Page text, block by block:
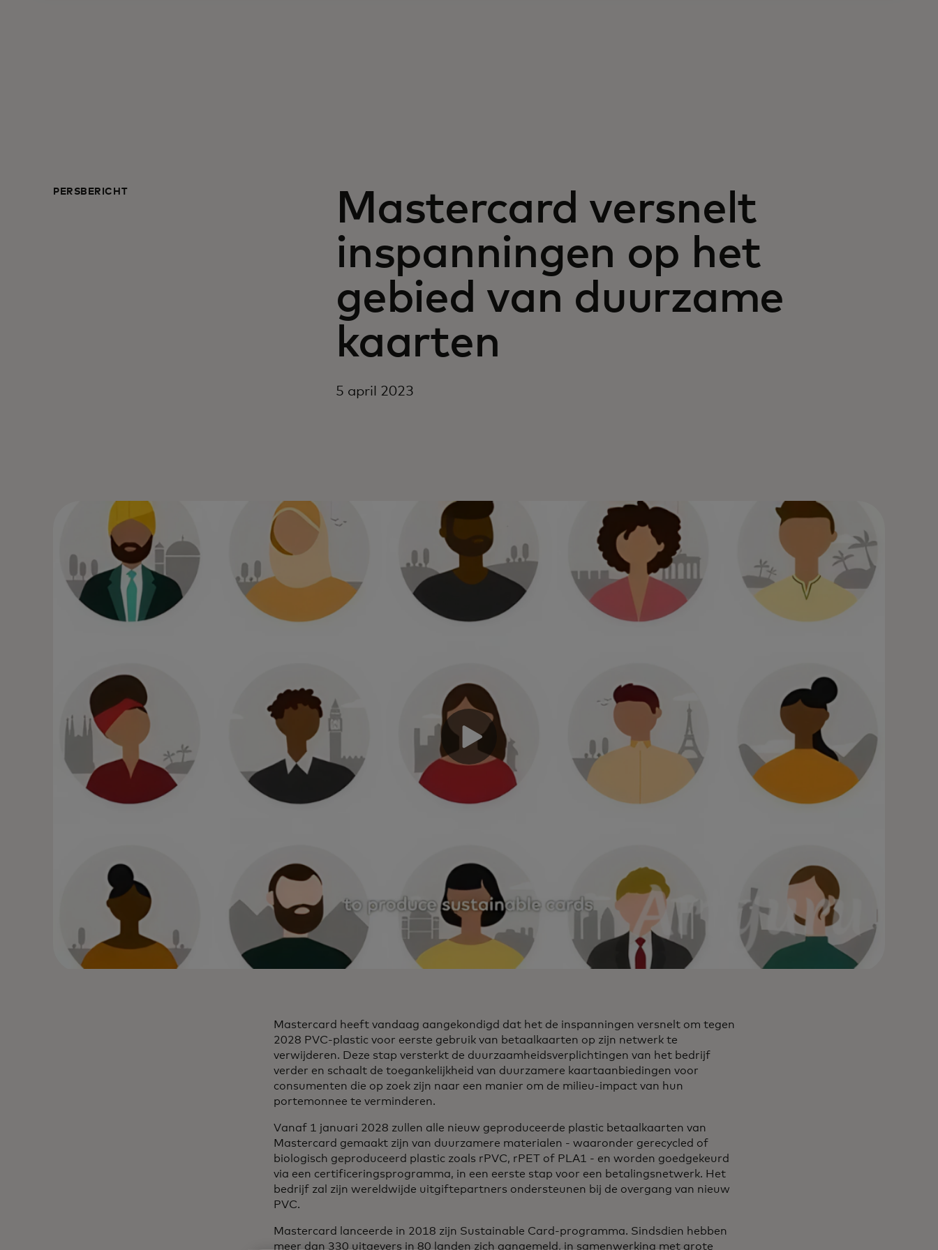
PERSBERICHT
Mastercard versnelt
inspanningen op het
gebied van duurzame
kaarten
5 april 2023
Mastercard heeft vandaag aangekondigd dat het de inspanningen versnelt om tegen
2028 PVC-plastic voor eerste gebruik van betaalkaarten op zijn netwerk te
verwijderen. Deze stap versterkt de duurzaamheidsverplichtingen van het bedrijf
verder en schaalt de toegankelijkheid van duurzamere kaartaanbiedingen voor
consumenten die op zoek zijn naar een manier om de milieu-impact van hun
portemonnee te verminderen.
Vanaf 1 januari 2028 zullen alle nieuw geproduceerde plastic betaalkaarten van
Mastercard gemaakt zijn van duurzamere materialen - waaronder gerecycled of
biologisch geproduceerd plastic zoals rPVC, rPET of PLA1 - en worden goedgekeurd
via een certificeringsprogramma, in een eerste stap voor een betalingsnetwerk. Het
bedrijf zal zijn wereldwijde uitgiftepartners ondersteunen bij de overgang van nieuw
PVC.
Mastercard lanceerde in 2018 zijn Sustainable Card-programma. Sindsdien hebben
meer dan 330 uitgevers in 80 landen zich aangemeld, in samenwerking met grote